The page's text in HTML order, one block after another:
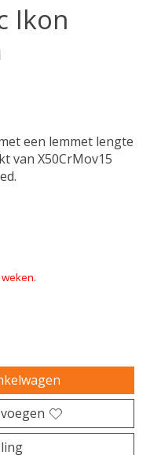
Ikon
een lemmet lengte
van X50CrMov15